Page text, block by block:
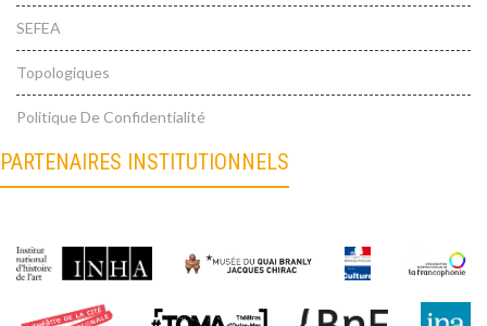
SEFEA
Topologiques
Politique De Confidentialité
PARTENAIRES INSTITUTIONNELS